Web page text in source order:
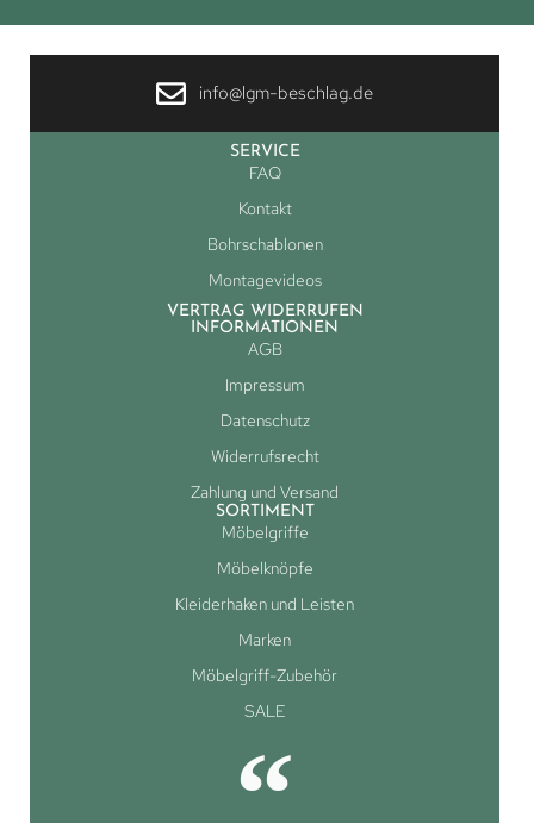
info@lgm-beschlag.de
SERVICE
FAQ
Kontakt
Bohrschablonen
Montagevideos
VERTRAG WIDERRUFEN
INFORMATIONEN
AGB
Impressum
Datenschutz
Widerrufsrecht
Zahlung und Versand
SORTIMENT
Möbelgriffe
Möbelknöpfe
Kleiderhaken und Leisten
Marken
Möbelgriff-Zubehör
SALE